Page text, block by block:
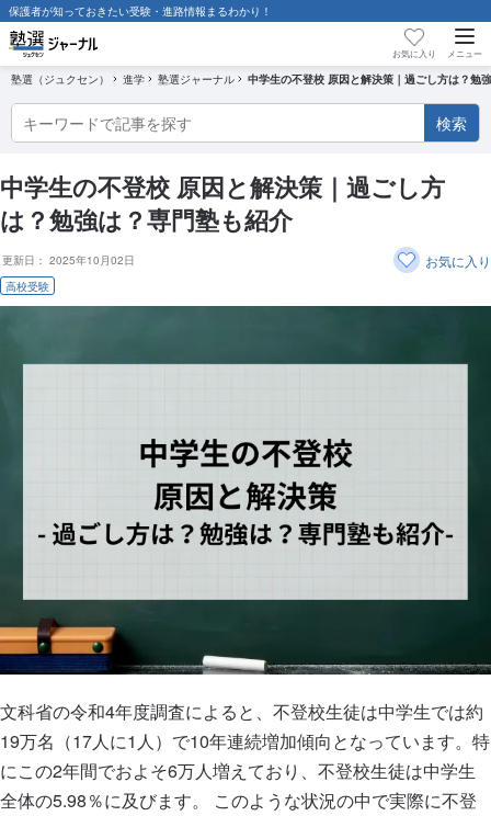
保護者が知っておきたい受験・進路情報まるわかり！
お気に入り メニュー
高校受験
中学受験
お悩み相談室 〜迷える保護者をプロがズバッと解決！〜
注目の英語塾レポート ー英語教育の今ー
新着記事
速報記事
執筆者・監修者
運営ポリシー
塾選（ジュクセン） 進学 塾選ジャーナル 中学生の不登校 原因と解決策｜過ごし方は？勉
検索
中学生の不登校 原因と解決策｜過ごし方
は？勉強は？専門塾も紹介
更新日： 2025年10月02日 お気に入り
高校受験
文科省の令和4年度調査によると、不登校生徒は中学生では約
19万名（17人に1人）で10年連続増加傾向となっています。特
にこの2年間でおよそ6万人増えており、不登校生徒は中学生
全体の5.98％に及びます。 このような状況の中で実際に不登